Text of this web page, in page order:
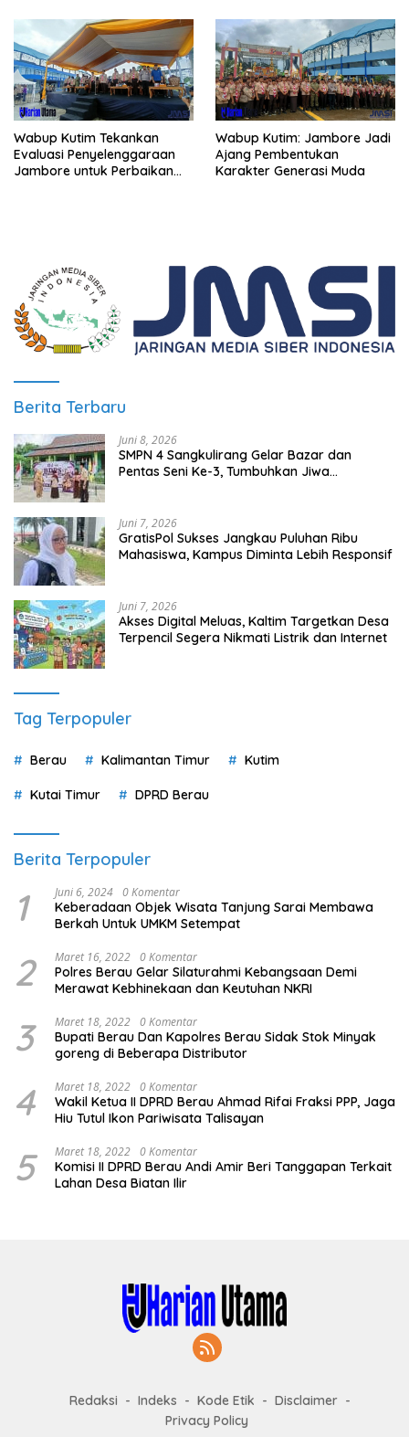
Wabup Kutim Tekankan
Evaluasi Penyelenggaraan
Jambore untuk Perbaikan
Wabup Kutim: Jambore Jadi
Ajang Pembentukan
Karakter Generasi Muda
Berita Terbaru
Juni 8, 2026
SMPN 4 Sangkulirang Gelar Bazar dan
Pentas Seni Ke-3, Tumbuhkan Jiwa
Juni 7, 2026
GratisPol Sukses Jangkau Puluhan Ribu
Mahasiswa, Kampus Diminta Lebih Responsif
Juni 7, 2026
Akses Digital Meluas, Kaltim Targetkan Desa
Terpencil Segera Nikmati Listrik dan Internet
Tag Terpopuler
Berau Kalimantan Timur Kutim
Kutai Timur DPRD Berau
Berita Terpopuler
1 Juni 6, 2024 0 Komentar
Keberadaan Objek Wisata Tanjung Sarai Membawa
Berkah Untuk UMKM Setempat
2 Maret 16, 2022 0 Komentar
Polres Berau Gelar Silaturahmi Kebangsaan Demi
Merawat Kebhinekaan dan Keutuhan NKRI
3 Maret 18, 2022 0 Komentar
Bupati Berau Dan Kapolres Berau Sidak Stok Minyak
goreng di Beberapa Distributor
4 Maret 18, 2022 0 Komentar
Wakil Ketua II DPRD Berau Ahmad Rifai Fraksi PPP, Jaga
Hiu Tutul Ikon Pariwisata Talisayan
5 Maret 18, 2022 0 Komentar
Komisi II DPRD Berau Andi Amir Beri Tanggapan Terkait
Lahan Desa Biatan Ilir
Redaksi Indeks Kode Etik
Disclaimer
Privacy Policy